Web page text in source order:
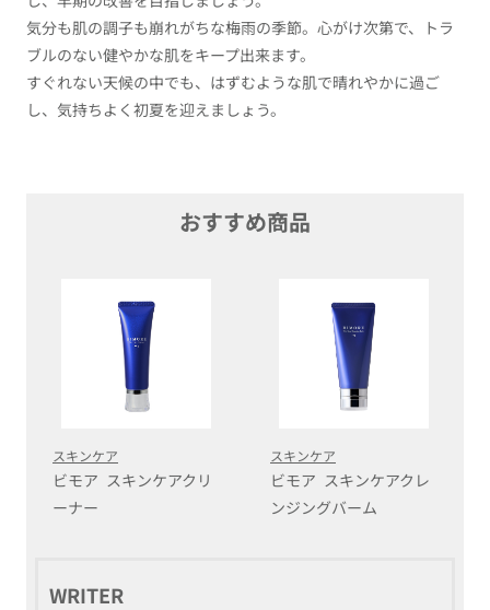
気分も肌の調子も崩れがちな梅雨の季節。心がけ次第で、トラ
ブルのない健やかな肌をキープ出来ます。
すぐれない天候の中でも、はずむような肌で晴れやかに過ご
し、気持ちよく初夏を迎えましょう。
おすすめ商品
スキンケア
ビモア スキンケアクリ
ーナー
スキンケア
ビモア スキンケアクレ
ンジングバーム
WRITER